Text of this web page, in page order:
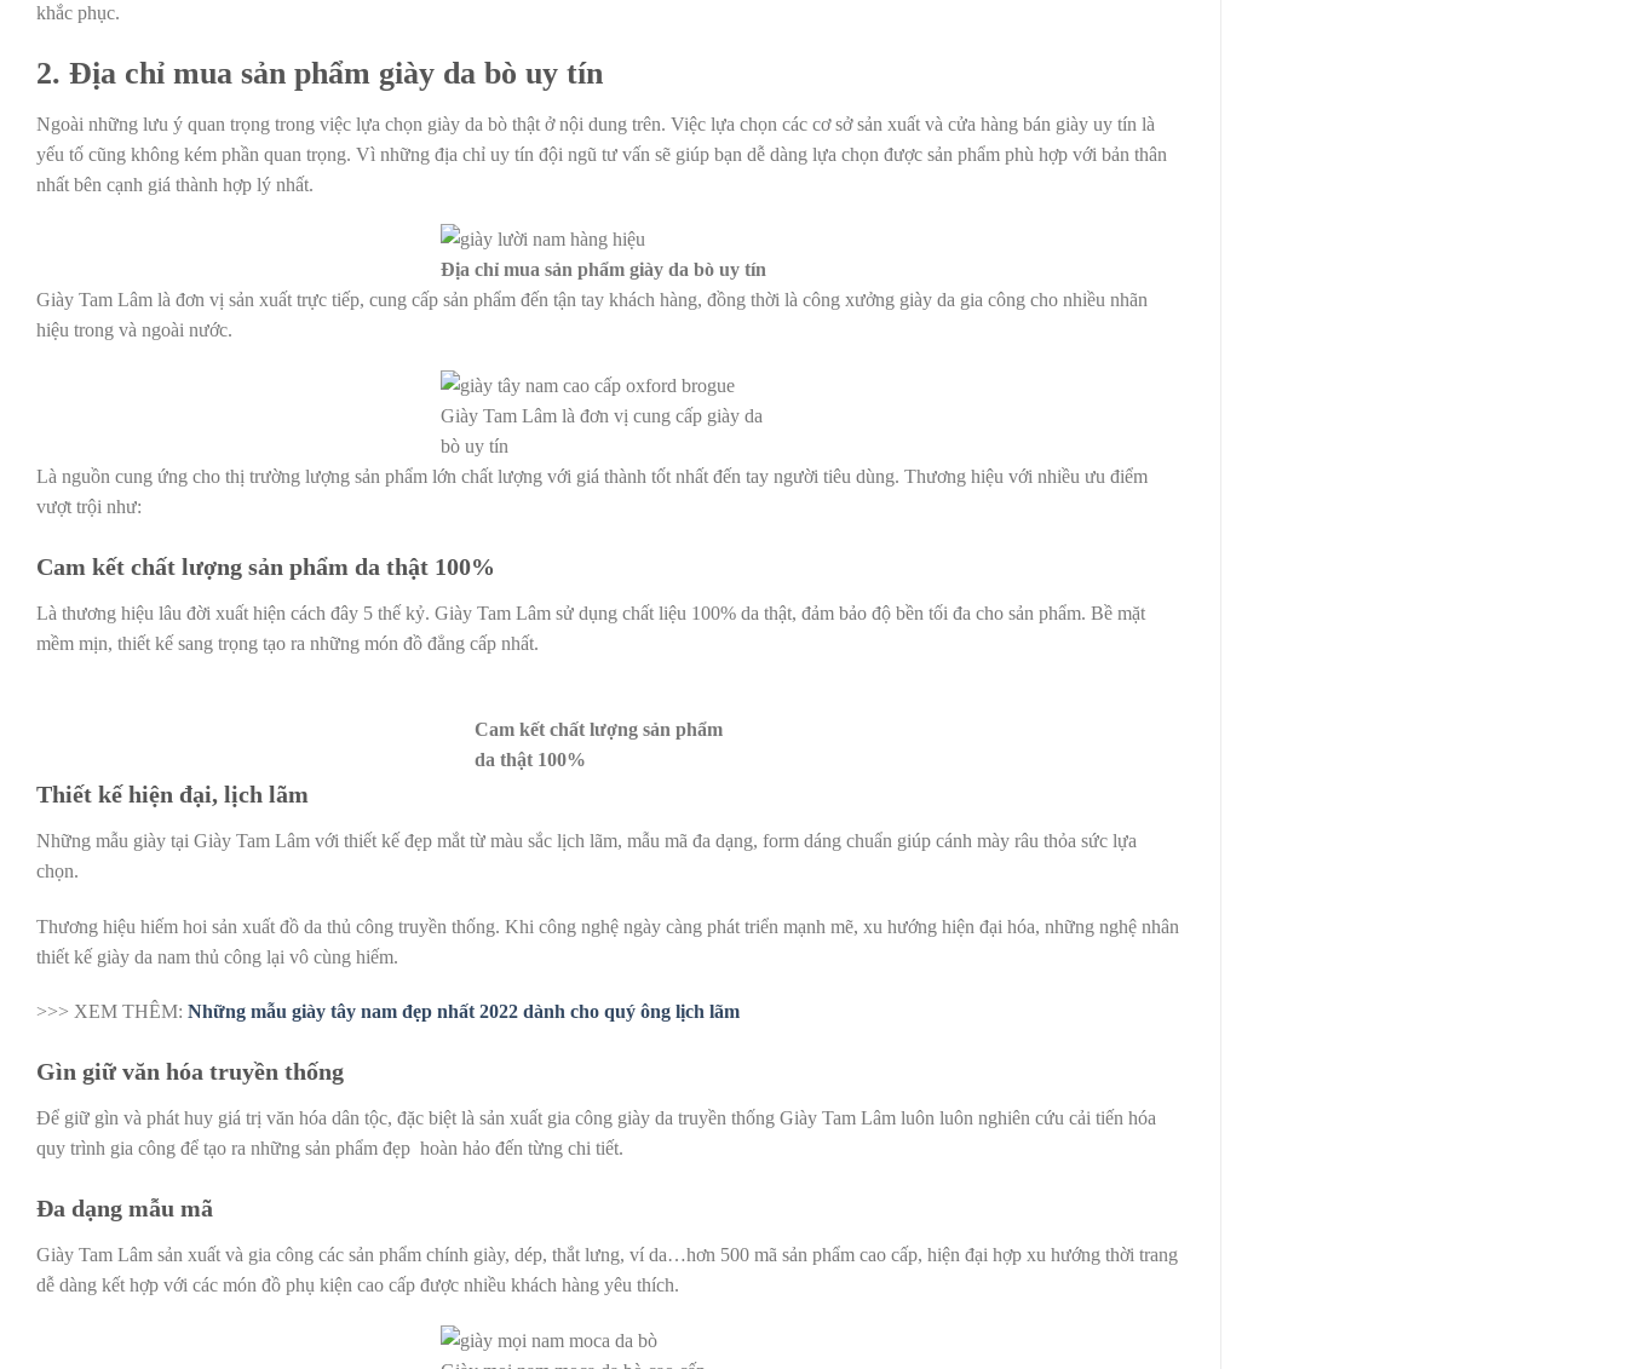
khắc phục.
2. Địa chỉ mua sản phẩm giày da bò uy tín
Ngoài những lưu ý quan trọng trong việc lựa chọn giày da bò thật ở nội dung trên. Việc lựa chọn các cơ sở sản xuất và cửa hàng bán giày uy tín là
yếu tố cũng không kém phần quan trọng. Vì những địa chỉ uy tín đội ngũ tư vấn sẽ giúp bạn dễ dàng lựa chọn được sản phẩm phù hợp với bản thân
nhất bên cạnh giá thành hợp lý nhất.
Địa chỉ mua sản phẩm giày da bò uy tín
Giày Tam Lâm là đơn vị sản xuất trực tiếp, cung cấp sản phẩm đến tận tay khách hàng, đồng thời là công xưởng giày da gia công cho nhiều nhãn
hiệu trong và ngoài nước.
Giày Tam Lâm là đơn vị cung cấp giày da
bò uy tín
Là nguồn cung ứng cho thị trường lượng sản phẩm lớn chất lượng với giá thành tốt nhất đến tay người tiêu dùng. Thương hiệu với nhiều ưu điểm
vượt trội như:
Cam kết chất lượng sản phẩm da thật 100%
Là thương hiệu lâu đời xuất hiện cách đây 5 thế kỷ. Giày Tam Lâm sử dụng chất liệu 100% da thật, đảm bảo độ bền tối đa cho sản phẩm. Bề mặt
mềm mịn, thiết kế sang trọng tạo ra những món đồ đẳng cấp nhất.
Cam kết chất lượng sản phẩm
da thật 100%
Thiết kế hiện đại, lịch lãm
Những mẫu giày tại Giày Tam Lâm với thiết kế đẹp mắt từ màu sắc lịch lãm, mẫu mã đa dạng, form dáng chuẩn giúp cánh mày râu thỏa sức lựa
chọn.
Thương hiệu hiếm hoi sản xuất đồ da thủ công truyền thống. Khi công nghệ ngày càng phát triển mạnh mẽ, xu hướng hiện đại hóa, những nghệ nhân
thiết kế giày da nam thủ công lại vô cùng hiếm.
>>> XEM THÊM: Những mẫu giày tây nam đẹp nhất 2022 dành cho quý ông lịch lãm
Gìn giữ văn hóa truyền thống
Để giữ gìn và phát huy giá trị văn hóa dân tộc, đặc biệt là sản xuất gia công giày da truyền thống Giày Tam Lâm luôn luôn nghiên cứu cải tiến hóa
quy trình gia công để tạo ra những sản phẩm đẹp hoàn hảo đến từng chi tiết.
Đa dạng mẫu mã
Giày Tam Lâm sản xuất và gia công các sản phẩm chính giày, dép, thắt lưng, ví da…hơn 500 mã sản phẩm cao cấp, hiện đại hợp xu hướng thời trang
dễ dàng kết hợp với các món đồ phụ kiện cao cấp được nhiều khách hàng yêu thích.